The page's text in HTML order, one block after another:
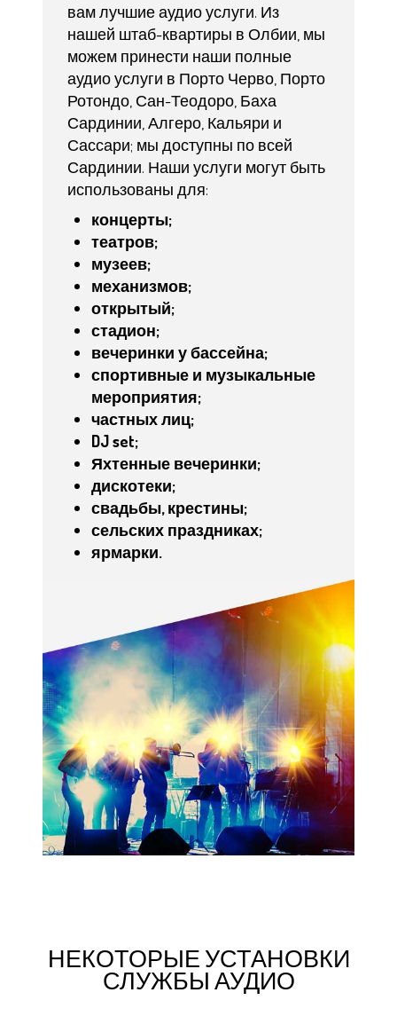
вам лучшие аудио услуги. Из
нашей штаб-квартиры в Олбии, мы
можем принести наши полные
аудио услуги в Порто Черво, Порто
Ротондо, Сан-Теодоро, Баха
Сардинии, Алгеро, Кальяри и
Сассари; мы доступны по всей
Сардинии. Наши услуги могут быть
использованы для:
концерты;
театров;
музеев;
механизмов;
открытый;
стадион;
вечеринки у бассейна;
спортивные и музыкальные
мероприятия;
частных лиц;
DJ set;
Яхтенные вечеринки;
дискотеки;
свадьбы, крестины;
сельских праздниках;
ярмарки.
НЕКОТОРЫЕ УСТАНОВКИ
СЛУЖБЫ АУДИО